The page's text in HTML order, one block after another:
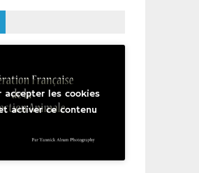
accepter les cookies
activer ce contenu